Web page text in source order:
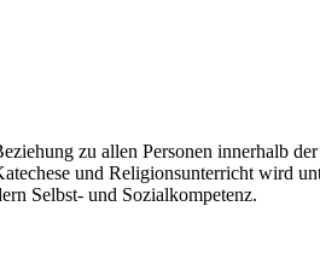
zu allen Personen innerhalb
und Religionsunterricht wird
Selbst- und Sozialkompetenz.